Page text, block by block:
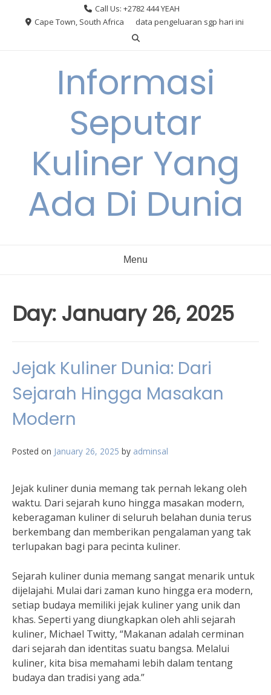
Call Us: +2782 444 YEAH
Cape Town, South Africa
data pengeluaran sgp hari ini
Informasi
Seputar
Kuliner Yang
Ada Di Dunia
Menu
Day: January 26, 2025
Jejak Kuliner Dunia: Dari
Sejarah Hingga Masakan
Modern
Posted on January 26, 2025 by adminsal
Jejak kuliner dunia memang tak pernah lekang oleh
waktu. Dari sejarah kuno hingga masakan modern,
keberagaman kuliner di seluruh belahan dunia terus
berkembang dan memberikan pengalaman yang tak
terlupakan bagi para pecinta kuliner.
Sejarah kuliner dunia memang sangat menarik untuk
dijelajahi. Mulai dari zaman kuno hingga era modern,
setiap budaya memiliki jejak kuliner yang unik dan
khas. Seperti yang diungkapkan oleh ahli sejarah
kuliner, Michael Twitty, “Makanan adalah cerminan
dari sejarah dan identitas suatu bangsa. Melalui
kuliner, kita bisa memahami lebih dalam tentang
budaya dan tradisi yang ada.”